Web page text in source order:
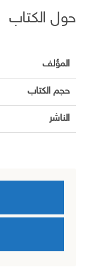
حول الكتاب
المؤلف
حجم الكتاب
الناشر